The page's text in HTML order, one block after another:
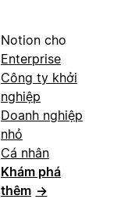
Notion cho
Enterprise
Công ty khởi
nghiệp
Doanh nghiệp
nhỏ
Cá nhân
Khám phá
thêm →